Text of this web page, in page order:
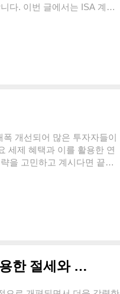
다. 이번 글에서는 ISA 계좌
관 간 이전이 가능하며, 세제
증 및 기존 ISA 계좌 정보.2.
됩니다.환매 과정에서 일부
개선되어 많은 투자자들이
세제 혜택과 이를 활용한 연
을 고민하고 계시다면 끝까
반형 ISA: 기존 200만 원에
이 누릴 수 있게 되었어요.
확인해보시는 게 좋습니
2025년 ISA 계좌의 주요 변경사항 (+ISA 계좌를 활용한 절세와 투자 전략)